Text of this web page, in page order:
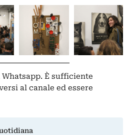
È sufficiente
al canale ed essere